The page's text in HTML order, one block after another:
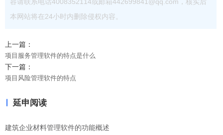
本网站将在24小时内删除侵权内容。
上一篇：
项目服务管理软件的特点是什么
下一篇：
项目风险管理软件的特点
延申阅读
建筑企业材料管理软件的功能概述